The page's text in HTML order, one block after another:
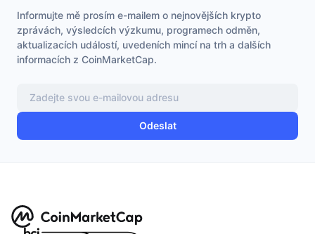
Informujte mě prosím e-mailem o nejnovějších krypto
zprávách, výsledcích výzkumu, programech odměn,
aktualizacích událostí, uvedeních mincí na trh a dalších
informacích z CoinMarketCap.
Odeslat